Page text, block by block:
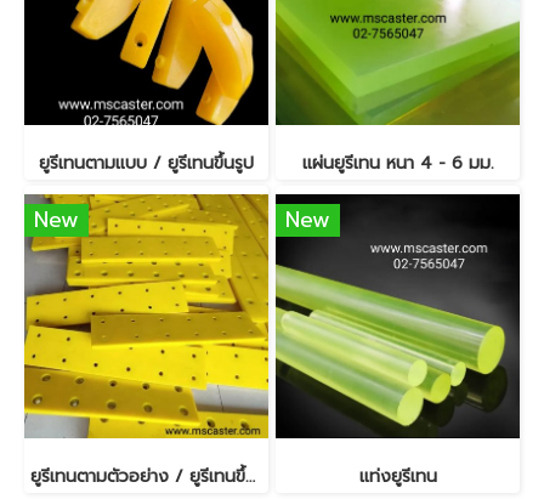
ยูรีเทนตามแบบ / ยูรีเทนขึ้นรูป แผ่นยูรีเทน หนา 4 - 6 มม.
New
ยูรีเทนตามตัวอย่าง / ยูรีเทนขึ้นรูป
New
แท่งยูรีเทน